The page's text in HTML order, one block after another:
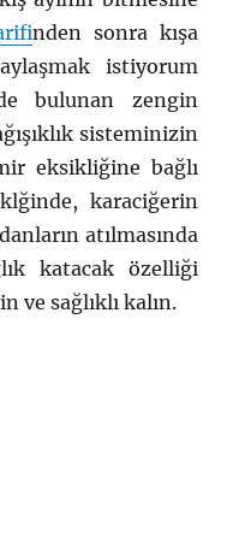
nden sonra kışa
istiyorum
bulunan zengin
sisteminizin
eksikliğine bağlı
karaciğerin
atılmasında
katacak özelliği
ve sağlıklı kalın.